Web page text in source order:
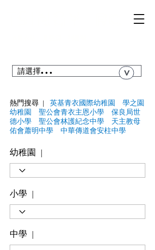
請選擇... >
熱門搜尋 | 英基青衣國際幼稚園
學之園
幼稚園
聖公會青衣主恩小學
保良局世
德小學
聖公會林護紀念中學
天主教母
佑會蕭明中學
中華傳道會安柱中學
幼稚園 |
小學 |
中學 |